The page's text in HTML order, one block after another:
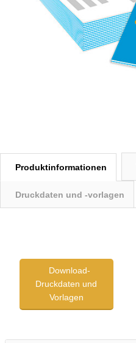
Produktinformationen
Druckdaten und -vorlagen
Download-
Druckdaten und
Vorlagen